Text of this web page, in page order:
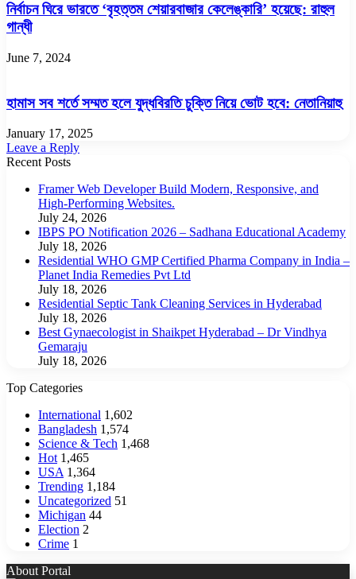
নির্বাচন ঘিরে ভারতে ‘বৃহত্তম শেয়ারবাজার কেলেঙ্কারি’ হয়েছে: রাহুল
গান্ধী
June 7, 2024
হামাস সব শর্তে সম্মত হলে যুদ্ধবিরতি চুক্তি নিয়ে ভোট হবে: নেতানিয়াহু
January 17, 2025
Leave a Reply
Recent Posts
Framer Web Developer Build Modern, Responsive, and
High-Performing Websites.
July 24, 2026
IBPS PO Notification 2026 – Sadhana Educational Academy
July 18, 2026
Residential WHO GMP Certified Pharma Company in India –
Planet India Remedies Pvt Ltd
July 18, 2026
Residential Septic Tank Cleaning Services in Hyderabad
July 18, 2026
Best Gynaecologist in Shaikpet Hyderabad – Dr Vindhya
Gemaraju
July 18, 2026
Top Categories
International 1,602
Bangladesh 1,574
Science & Tech 1,468
Hot 1,465
USA 1,364
Trending 1,184
Uncategorized 51
Michigan 44
Election 2
Crime 1
About Portal